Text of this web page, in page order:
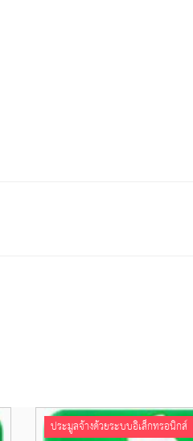
ประมูลจ้างด้วยระบบอิเล็กทรอนิกส์